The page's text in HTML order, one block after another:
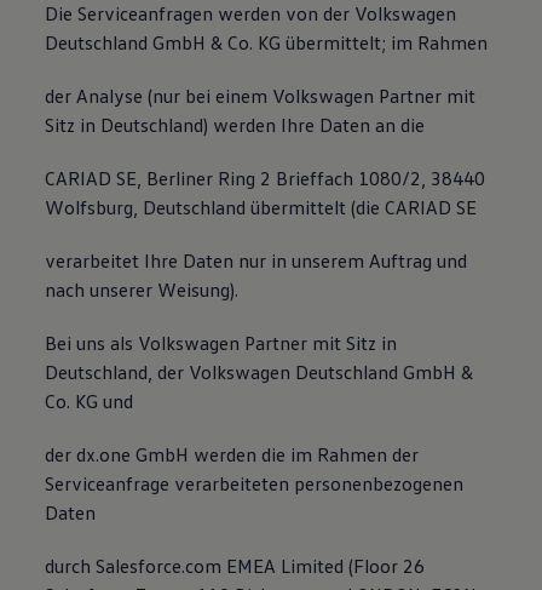
Die Serviceanfragen werden von der Volkswagen
Deutschland GmbH & Co. KG übermittelt; im Rahmen
der Analyse (nur bei einem Volkswagen Partner mit
Sitz in Deutschland) werden Ihre Daten an die
CARIAD SE, Berliner Ring 2 Brieffach 1080/2, 38440
Wolfsburg, Deutschland übermittelt (die CARIAD SE
verarbeitet Ihre Daten nur in unserem Auftrag und
nach unserer Weisung).
Bei uns als Volkswagen Partner mit Sitz in
Deutschland, der Volkswagen Deutschland GmbH &
Co. KG und
der dx.one GmbH werden die im Rahmen der
Serviceanfrage verarbeiteten personenbezogenen
Daten
durch Salesforce.com EMEA Limited (Floor 26